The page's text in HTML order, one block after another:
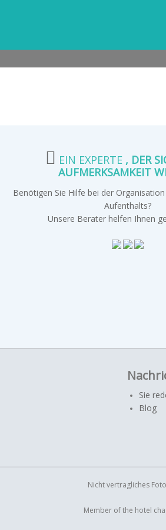
EIN EXPERTE , DER
AUFMERKSAMKEIT
Benötigen Sie Hilfe bei der
Aufenthalts?
Unsere Berater helfen Ihnen
Sie
Blog
Nicht vertragliches Foto
Member of the hotel